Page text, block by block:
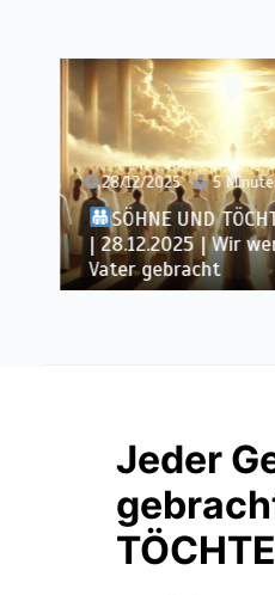
28/12/2025 5
SÖHNE UND
| 28.12.2025 | Wir
Vater gebracht
Jeder